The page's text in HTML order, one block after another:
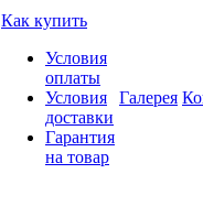
Как купить
Условия
оплаты
Условия
доставки
Гарантия
на товар
Галерея